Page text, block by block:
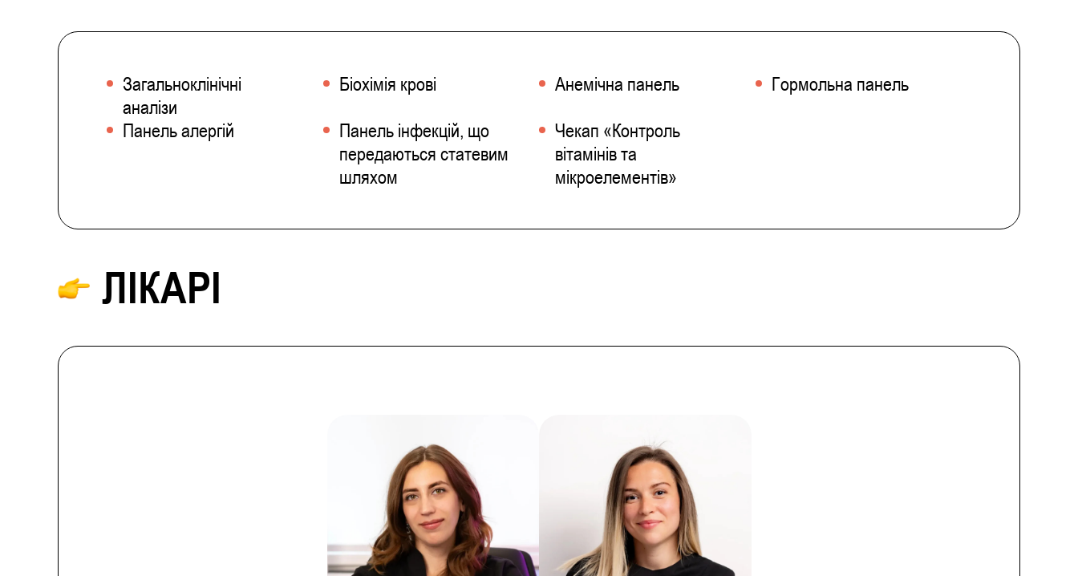
Загальноклінічні
аналізи
Біохімія крові Анемічна панель
Гормольна панель
Панель алергій
Панель інфекцій, що
передаються статевим
шляхом
Чекап «Контроль
вітамінів та
мікроелементів»
ЛІКАРІ